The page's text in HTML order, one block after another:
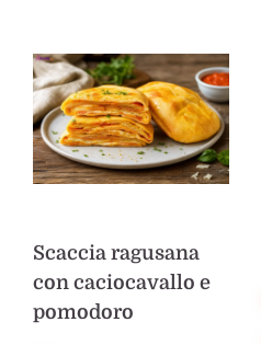
Scaccia ragusana
con caciocavallo e
pomodoro